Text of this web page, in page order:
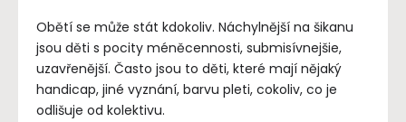
Obětí se může stát kdokoliv. Náchylnější na šikanu
jsou děti s pocity méněcennosti, submisívnejšie,
uzavřenější. Často jsou to děti, které mají nějaký
handicap, jiné vyznání, barvu pleti, cokoliv, co je
odlišuje od kolektivu.